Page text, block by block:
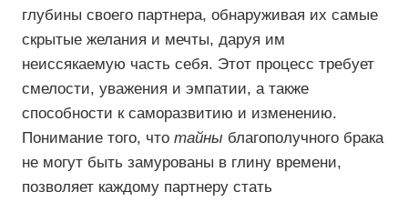
глубины своего партнера, обнаруживая их самые
скрытые желания и мечты, даруя им
неиссякаемую часть себя. Этот процесс требует
смелости, уважения и эмпатии, а также
способности к саморазвитию и изменению.
Понимание того, что тайны благополучного брака
не могут быть замурованы в глину времени,
позволяет каждому партнеру стать